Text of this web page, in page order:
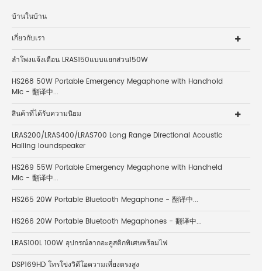
บ้านในบ้าน
เกี่ยวกับเรา
ลำโพงแจ้งเตือน LRAS150แบบแยกส่วน150W
HS268 50W Portable Emergency Megaphone with Handhold
Mic - 翻译中...
สินค้าที่ได้รับความนิยม
LRAS200/LRAS400/LRAS700 Long Range Directional Acoustic
Hailing loundspeaker
HS269 55W Portable Emergency Megaphone with Handheld
Mic - 翻译中...
HS265 20W Portable Bluetooth Megaphone - 翻译中...
HS266 20W Portable Bluetooth Megaphones - 翻译中...
LRAS100L 100W อุปกรณ์ลากอะคูสติกพิเศษพร้อมไฟ
DSP169HD โทรโข่งวิดีโอความเที่ยงตรงสูง